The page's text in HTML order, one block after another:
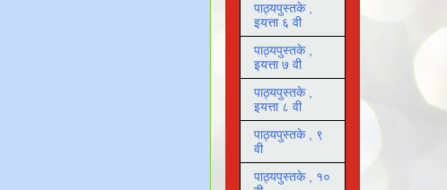
पाठ्यपुस्तके ,
इयत्ता ६ वी
पाठ्यपुस्तके ,
इयत्ता ७ वी
पाठ्यपुस्तके ,
इयत्ता ८ वी
पाठ्यपुस्तके , ९
वी
पाठ्यपुस्तके , १०